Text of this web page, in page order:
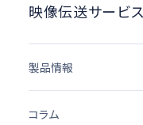
映像伝送サービ
製品情報
コラム